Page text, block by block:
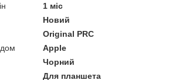
1 міс
Новий
Original PRC
Apple
Чорний
Для планшета